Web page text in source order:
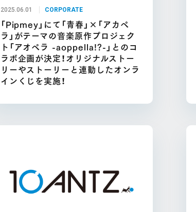
2025.06.01 CORPORATE
「Pipmey」にて「青春」×「アカペ
ラ」がテーマの音楽原作プロジェク
ト「アオペラ -aoppella!?-」とのコ
ラボ企画が決定！オリジナルストー
リーやストーリーと連動したオンラ
インくじを実施！